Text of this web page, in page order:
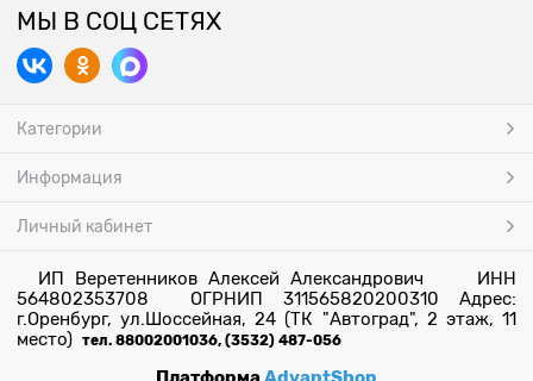
МЫ В СОЦ СЕТЯХ
Категории
Информация
Личный кабинет
ИП Веретенников Алексей Александрович ИНН
564802353708 ОГРНИП 311565820200310 Адрес:
г.Оренбург, ул.Шоссейная, 24 (ТК "Автоград", 2 этаж, 11
место) тел. 88002001036, (3532) 487-056